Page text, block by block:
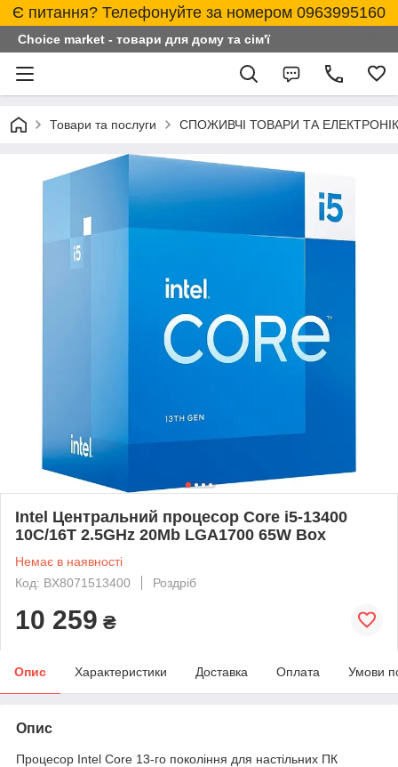
Є питання? Телефонуйте за номером 0963995160
Choice market - товари для дому та сім'ї
Товари та послуги СПОЖИВЧІ ТОВАРИ ТА
Intel Центральний процесор Core i5-13400
10C/16T 2.5GHz 20Mb LGA1700 65W Box
Немає в наявності
Код: BX8071513400
Роздріб
10 259 ₴
Опис Характеристики Доставка Оплата Умови
Опис
Процесор Intel Core 13-го покоління для настільних ПК